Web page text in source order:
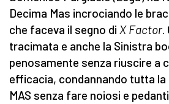
Decima Mas incrociando le
che faceva il segno di X Factor.
tracimata e anche la Sinistra
penosamente senza riuscire a
efficacia, condannando tutta la
MAS senza fare noiosi e